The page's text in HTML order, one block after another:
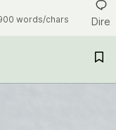
words/chars Dire